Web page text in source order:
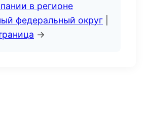
в регионе
федеральный округ
→